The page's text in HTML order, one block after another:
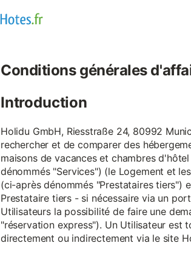
Conditions générales
Introduction
Holidu GmbH, Riesstraße 24, 80992
rechercher et de comparer des
maisons de vacances et chambres
dénommés "Services") (le Logement et
(ci-après dénommés "Prestataires tiers")
Prestataire tiers - si nécessaire via un
Utilisateurs la possibilité de faire une
"réservation express"). Un Utilisateur est
directement ou indirectement via le site